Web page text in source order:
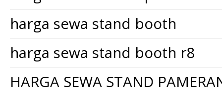
harga sewa stand booth
harga sewa stand booth r8
HARGA SEWA STAND